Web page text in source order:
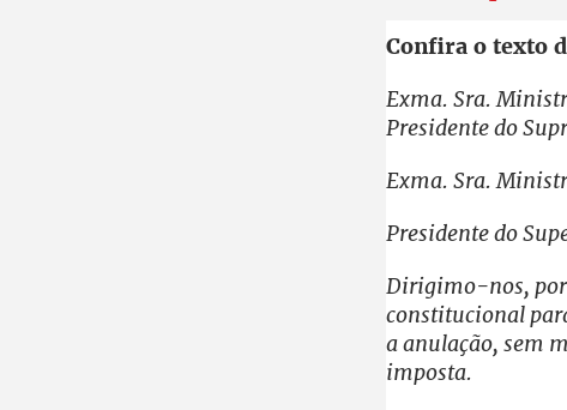
Confira o texto
Exma. Sra.
Presidente do
Exma. Sra.
Presidente do
Dirigimo-nos, por
constitucional
a anulação, sem
imposta.